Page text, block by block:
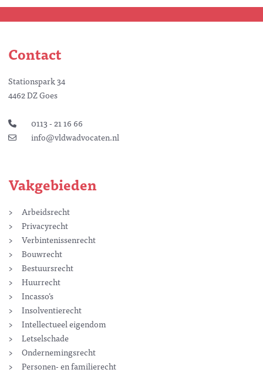
Contact
Stationspark 34
4462 DZ Goes
0113 - 21 16 66
info@vldwadvocaten.nl
Vakgebieden
Arbeidsrecht
Privacyrecht
Verbintenissenrecht
Bouwrecht
Bestuursrecht
Huurrecht
Incasso’s
Insolventierecht
Intellectueel eigendom
Letselschade
Ondernemingsrecht
Personen- en familierecht